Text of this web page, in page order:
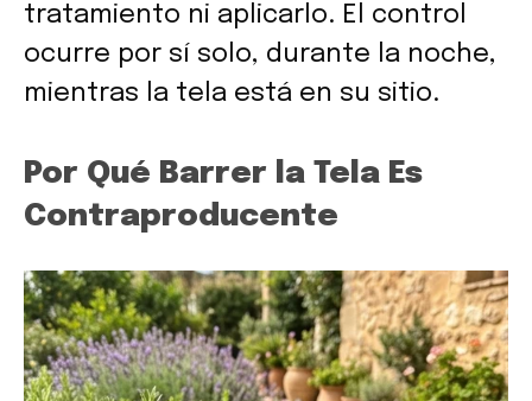
tratamiento ni aplicarlo. El control
ocurre por sí solo, durante la noche,
mientras la tela está en su sitio.
Por Qué Barrer la Tela Es
Contraproducente